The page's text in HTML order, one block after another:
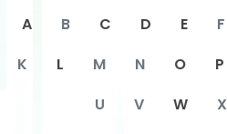
A B C D E F
K
L M N O P
U
V W X